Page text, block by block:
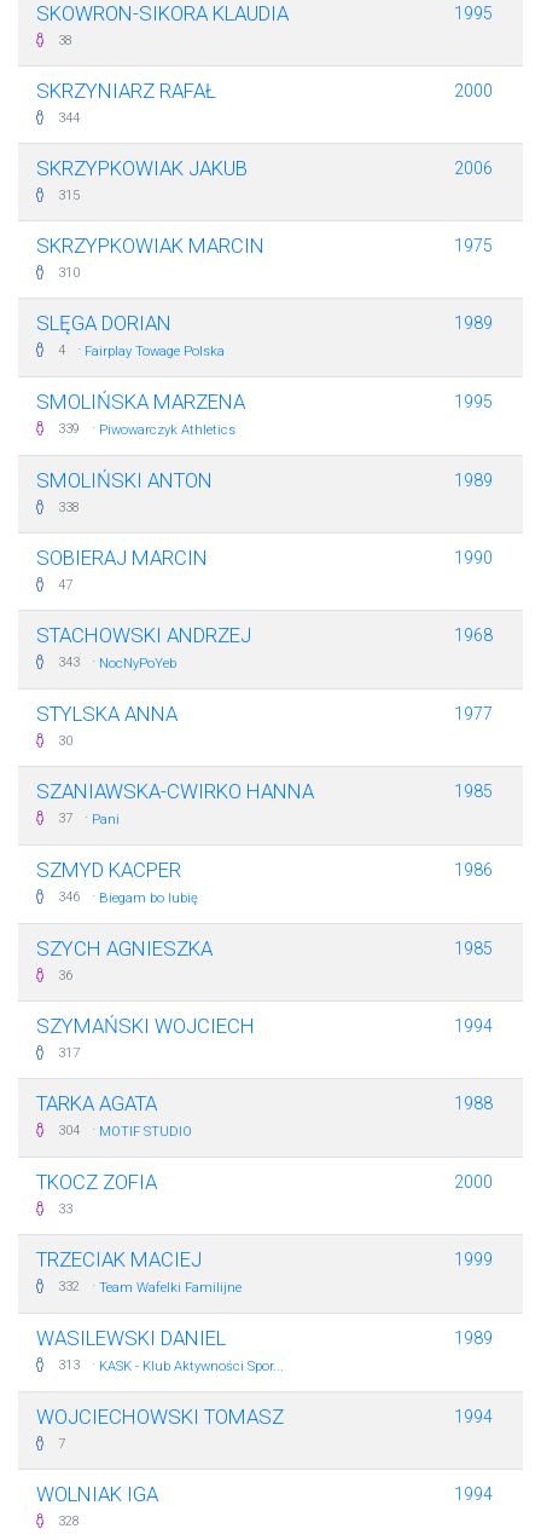
SKOWRON-SIKORA KLAUDIA
38
1995
SKRZYNIARZ RAFAŁ
344
2000
SKRZYPKOWIAK JAKUB
315
2006
SKRZYPKOWIAK MARCIN
310
1975
SLĘGA DORIAN
4 · Fairplay Towage Polska
1989
SMOLIŃSKA MARZENA
339 · Piwowarczyk Athletics
1995
SMOLIŃSKI ANTON
338
1989
SOBIERAJ MARCIN
47
1990
STACHOWSKI ANDRZEJ
343 · NocNyPoYeb
1968
STYLSKA ANNA
30
1977
SZANIAWSKA-CWIRKO HANNA
37 · Pani
1985
SZMYD KACPER
346 · Biegam bo lubię
1986
SZYCH AGNIESZKA
36
1985
SZYMAŃSKI WOJCIECH
317
1994
TARKA AGATA
304 · MOTIF STUDIO
1988
TKOCZ ZOFIA
33
2000
TRZECIAK MACIEJ
332 · Team Wafelki Familijne
1999
WASILEWSKI DANIEL
313 · KASK - Klub Aktywności Spor...
1989
WOJCIECHOWSKI TOMASZ
7
1994
WOLNIAK IGA
328
1994